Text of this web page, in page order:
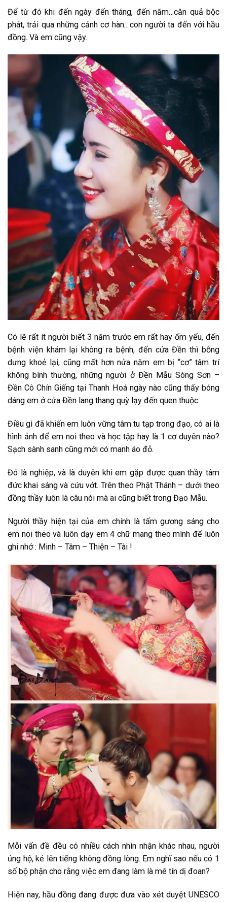
Để từ đó khi đến ngày đến tháng, đến năm…căn quả bộc
phát, trải qua những cảnh cơ hàn.. con người ta đến với hầu
đồng. Và em cũng vậy.
Có lẽ rất ít người biết 3 năm trước em rất hay ốm yếu, đến
bệnh viện khám lại không ra bệnh, đến cửa Đền thì bỗng
dưng khoẻ lại, cũng mất hơn nửa năm em bị “cơ” tâm trí
không bình thường, những người ở Đền Mẫu Sòng Sơn –
Đền Cô Chín Giếng tại Thanh Hoá ngày nào cũng thấy bóng
dáng em ở cửa Đền lang thang quỳ lạy đến quen thuộc.
Điều gì đã khiến em luôn vững tâm tu tạp trong đạo, có ai là
hình ảnh để em noi theo và học tập hay là 1 cơ duyên nào?
Sạch sành sanh cũng mới có manh áo đỏ.
Đó là nghiệp, và là duyên khi em gặp được quan thầy tâm
đức khai sáng và cứu vớt. Trên theo Phật Thánh – dưới theo
đồng thầy luôn là câu nói mà ai cũng biết trong Đạo Mẫu.
Người thầy hiện tại của em chính là tấm gương sáng cho
em noi theo và luôn dạy em 4 chữ mang theo mình để luôn
ghi nhớ : Minh – Tâm – Thiện – Tài !
Mỗi vấn đề đều có nhiều cách nhìn nhận khác nhau, người
ủng hộ, kẻ lên tiếng không đồng lòng. Em nghĩ sao nếu có 1
số bộ phận cho rằng việc em đang làm là mê tín dị đoan?
Hiện nay, hầu đồng đang được đưa vào xét duyệt UNESCO